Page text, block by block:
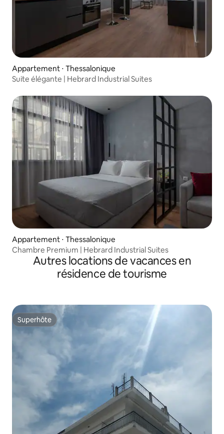
Appartement ⋅ Thessalonique
Suite élégante | Hebrard Industrial Suites
Appartement ⋅ Thessalonique
Chambre Premium | Hebrard Industrial Suites
Autres locations de vacances en
résidence de tourisme
Superhôte
Superhôte